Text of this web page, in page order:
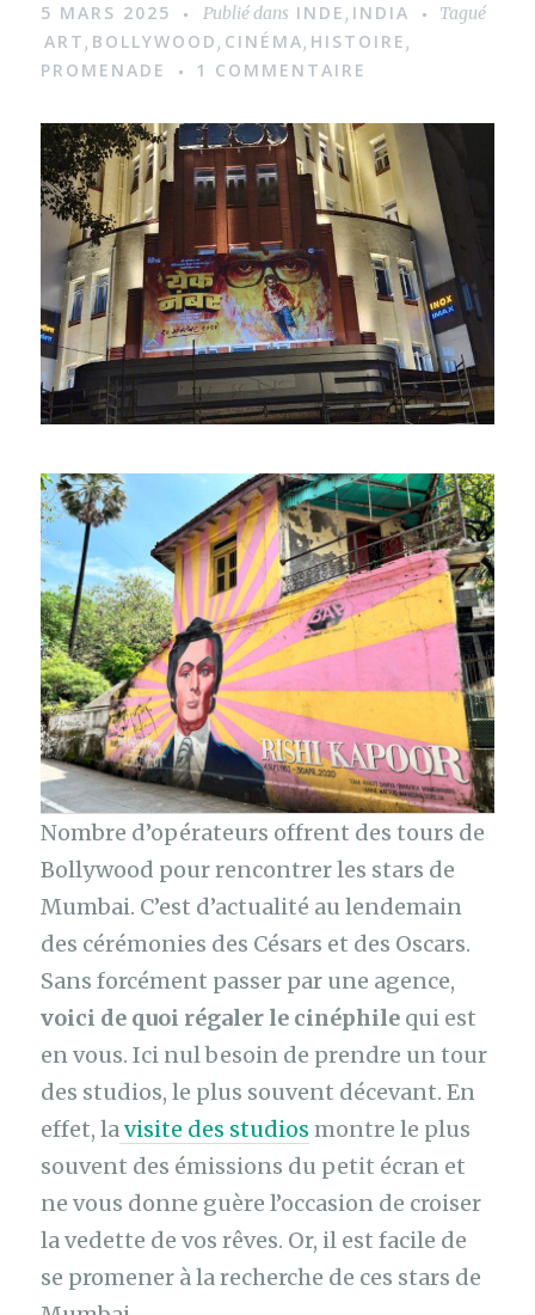
5 MARS 2025 Publié dans INDE, INDIA Tagué
ART, BOLLYWOOD, CINÉMA, HISTOIRE,
PROMENADE 1 COMMENTAIRE
Nombre d’opérateurs offrent des tours de
Bollywood pour rencontrer les stars de
Mumbai. C’est d’actualité au lendemain
des cérémonies des Césars et des Oscars.
Sans forcément passer par une agence,
voici de quoi régaler le cinéphile qui est
en vous. Ici nul besoin de prendre un tour
des studios, le plus souvent décevant. En
effet, lavisite des studios montre le plus
souvent des émissions du petit écran et
ne vous donne guère l’occasion de croiser
la vedette de vos rêves. Or, il est facile de
se promener à la recherche de ces stars de